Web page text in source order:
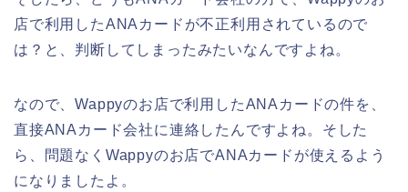
店で利用したANAカードが不正利用されているので
は？と、判断してしまったみたいなんですよね。
なので、Wappyのお店で利用したANAカードの件を、
直接ANAカード会社に連絡したんですよね。そした
ら、問題なくWappyのお店でANAカードが使えるよう
になりましたよ。